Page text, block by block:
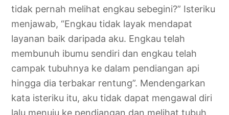
tidak pernah melihat engkau sebegini?” Isteriku
menjawab, “Engkau tidak layak mendapat
layanan baik daripada aku. Engkau telah
membunuh ibumu sendiri dan engkau telah
campak tubuhnya ke dalam pendiangan api
hingga dia terbakar rentung”. Mendengarkan
kata isteriku itu, aku tidak dapat mengawal diri
lalu menuju ke pendiangan dan melihat tubuh